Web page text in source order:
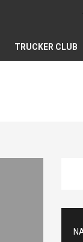
TRUCKER CLUB